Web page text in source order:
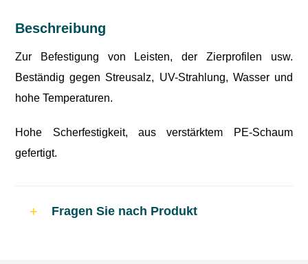
Beschreibung
Zur Befestigung von Leisten, der Zierprofilen usw.
Beständig gegen Streusalz, UV-Strahlung, Wasser und
hohe Temperaturen.
Hohe Scherfestigkeit, aus verstärktem PE-Schaum
gefertigt.
Fragen Sie nach Produkt